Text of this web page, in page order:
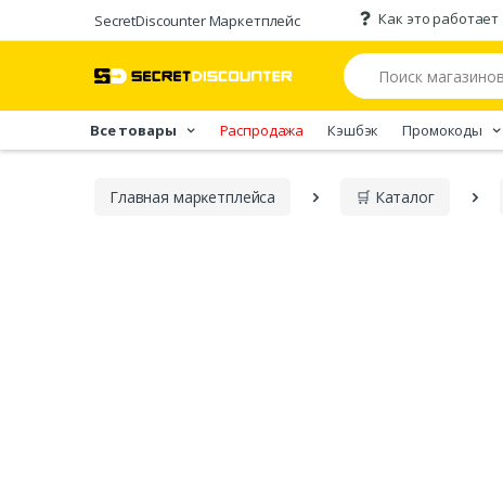
SecretDiscounter Маркетплейс Как это работает
Все товары Распродажа Кэшбэк Промокоды
Главная марĸетплейса 🛒 Каталог